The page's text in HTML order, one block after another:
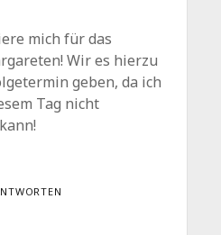
mich für das
Wir es hierzu
geben, da ich
Tag nicht